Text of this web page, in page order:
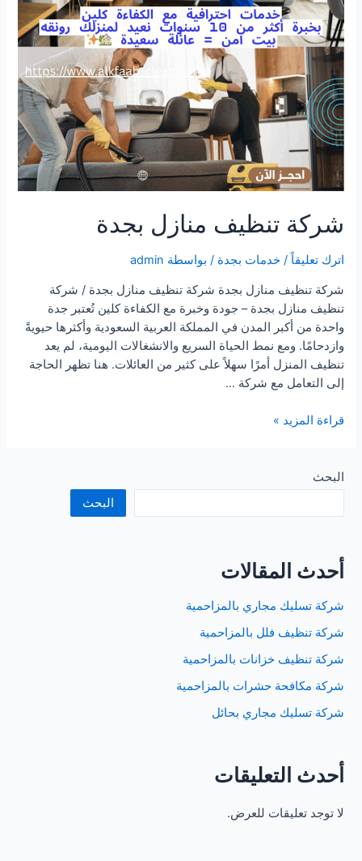
شركة تنظيف منازل بجدة
اترك تعليقاً /خدمات بجدة / بواسطة admin
شركة تنظيف منازل بجدة شركة تنظيف منازل بجدة / شركة
تنظيف منازل بجدة – جودة وخبرة مع الكفاءة كلين تُعتبر جدة
واحدة من أكبر المدن في المملكة العربية السعودية وأكثرها حيويةً
وازدحامًا. ومع نمط الحياة السريع والانشغالات اليومية، لم يعد
تنظيف المنزل أمرًا سهلاً على كثير من العائلات. هنا تظهر الحاجة
إلى التعامل مع شركة …
شركة
بجدة
قراءة المزيد »
البحث
البحث
أحدث المقالات
شركة تسليك مجاري بالمزاحمية
شركة تنظيف فلل بالمزاحمية
شركة تنظيف خزانات بالمزاحمية
شركة مكافحة حشرات بالمزاحمية
شركة تسليك مجاري بحائل
أحدث التعليقات
لا توجد تعليقات للعرض.